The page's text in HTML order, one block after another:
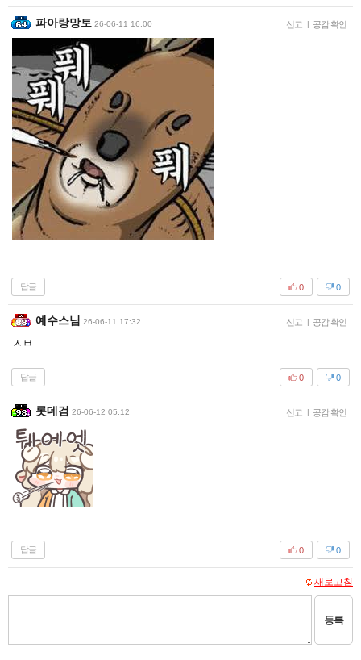
파아랑망토 26-06-11 16:00 신고 | 공감 확인
답글 0
0
예수스님 26-06-11 17:32 신고 | 공감 확인
ㅅㅂ
답글 0
0
롯데검 26-06-12 05:12 신고 | 공감 확인
답글 0
0
새로고침
등록